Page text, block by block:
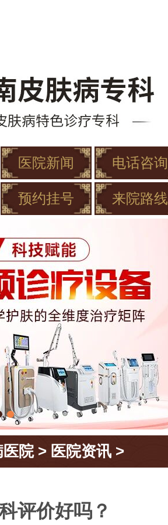
医院新闻 电话咨询
预约挂号 来院路线
院> 医院资讯 >
评价好吗？